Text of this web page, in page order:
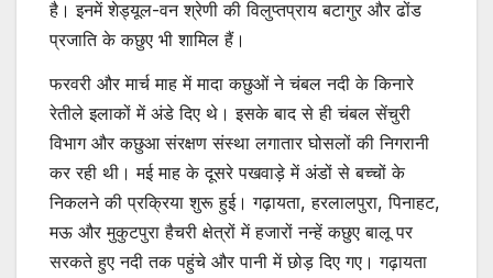
है। इनमें शेड्यूल-वन श्रेणी की विलुप्तप्राय बटागुर और ढोंड
प्रजाति के कछुए भी शामिल हैं।
फरवरी और मार्च माह में मादा कछुओं ने चंबल नदी के किनारे
रेतीले इलाकों में अंडे दिए थे। इसके बाद से ही चंबल सेंचुरी
विभाग और कछुआ संरक्षण संस्था लगातार घोसलों की निगरानी
कर रही थी। मई माह के दूसरे पखवाड़े में अंडों से बच्चों के
निकलने की प्रक्रिया शुरू हुई। गढ़ायता, हरलालपुरा, पिनाहट,
मऊ और मुकुटपुरा हैचरी क्षेत्रों में हजारों नन्हें कछुए बालू पर
सरकते हुए नदी तक पहुंचे और पानी में छोड़ दिए गए। गढ़ायता